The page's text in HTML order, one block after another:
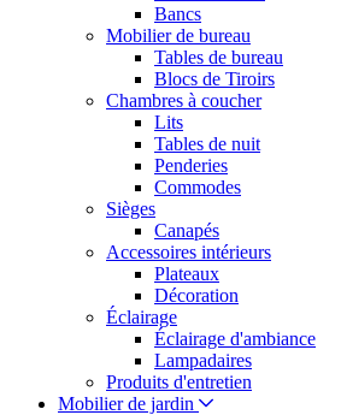
Bancs
Mobilier de bureau
Tables de bureau
Blocs de Tiroirs
Chambres à coucher
Lits
Tables de nuit
Penderies
Commodes
Sièges
Canapés
Accessoires intérieurs
Plateaux
Décoration
Éclairage
Éclairage d'ambiance
Lampadaires
Produits d'entretien
Mobilier de jardin